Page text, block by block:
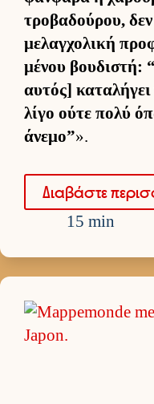
τροβαδού­ρου,
μελαγ­χολική
μένου βου­διστή:
αυ­τός]
λίγο ούτε πολύ
άνεμο”».
Δια­βάστε
15 min